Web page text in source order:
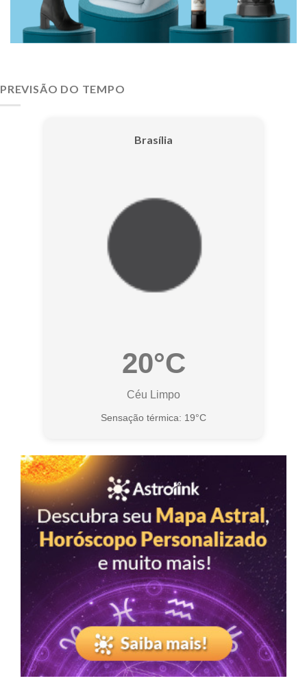
PREVISÃO DO TEMPO
Brasília
20°C
Céu Limpo
Sensação térmica: 19°C